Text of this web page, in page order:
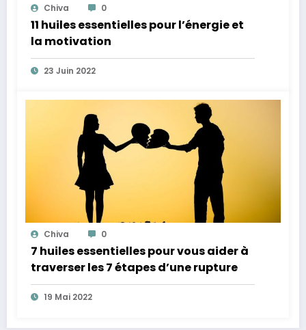
Chiva 0
11 huiles essentielles pour l’énergie et
la motivation
23 Juin 2022
Chiva 0
7 huiles essentielles pour vous aider à
traverser les 7 étapes d’une rupture
19 Mai 2022